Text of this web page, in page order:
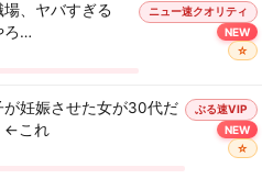
場、ヤバすぎる
ろ…
ニュー速クオリティ
NEW
☆
が妊娠させた女が30代だ
←これ
ぶる速VIP
NEW
☆